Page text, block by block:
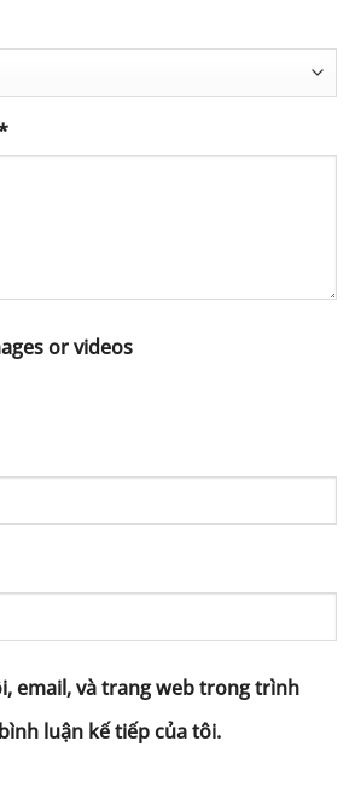
or videos
email, và trang web trong trình
luận kế tiếp của tôi.